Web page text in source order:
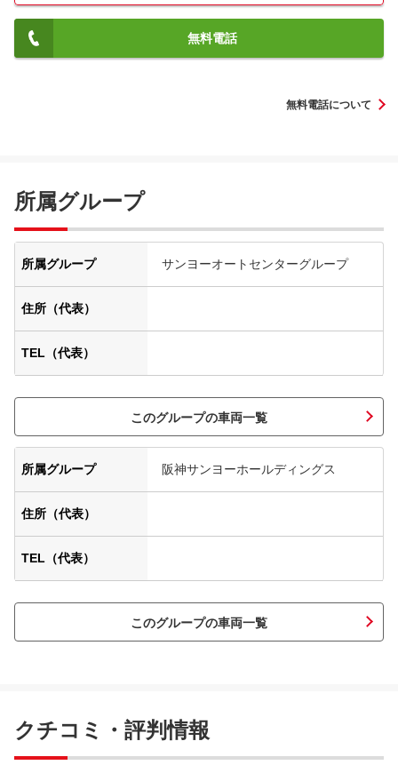
無料電話
無料電話について
所属グループ
所属グループ サンヨーオートセンターグループ
住所（代表）
TEL（代表）
このグループの車両一覧
所属グループ 阪神サンヨーホールディングス
住所（代表）
TEL（代表）
このグループの車両一覧
クチコミ・評判情報